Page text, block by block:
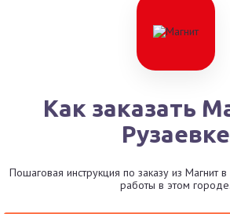
Как заказать
Рузаевке
Пошаговая инструкция по заказу из Магнит
работы в этом городе.